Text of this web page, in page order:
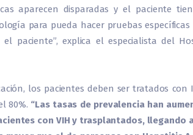
aparecen disparadas y el paciente
para pueda hacer pruebas
paciente”, explica el especialista del
los pacientes deben ser tratados
80%. “Las tasas de prevalencia han
con VIH y trasplantados, llegando